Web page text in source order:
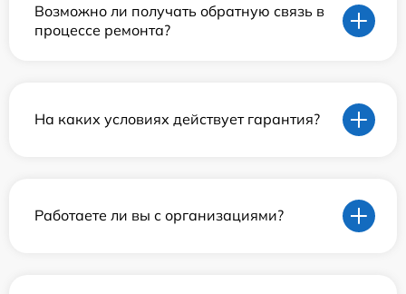
Возможно ли получать обратную связь в
процессе ремонта?
На каких условиях действует гарантия?
Работаете ли вы с организациями?